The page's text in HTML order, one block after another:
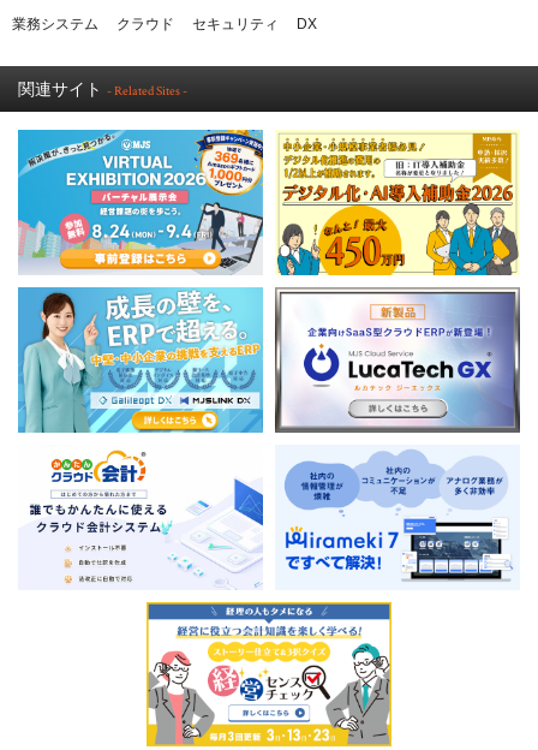
業務システム クラウド セキュリティ DX
関連サイト - Related Sites -